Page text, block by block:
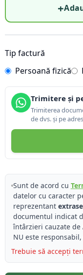
+
Tip factură
Persoană fizică
Trimitere și
Trimiterea
de dvs. și pe
Sunt de acord cu
datelor cu caracter
reprezentant
documentul indicat
întârzieri cauzate de
NU este responsabil,
Trebuie să accepți